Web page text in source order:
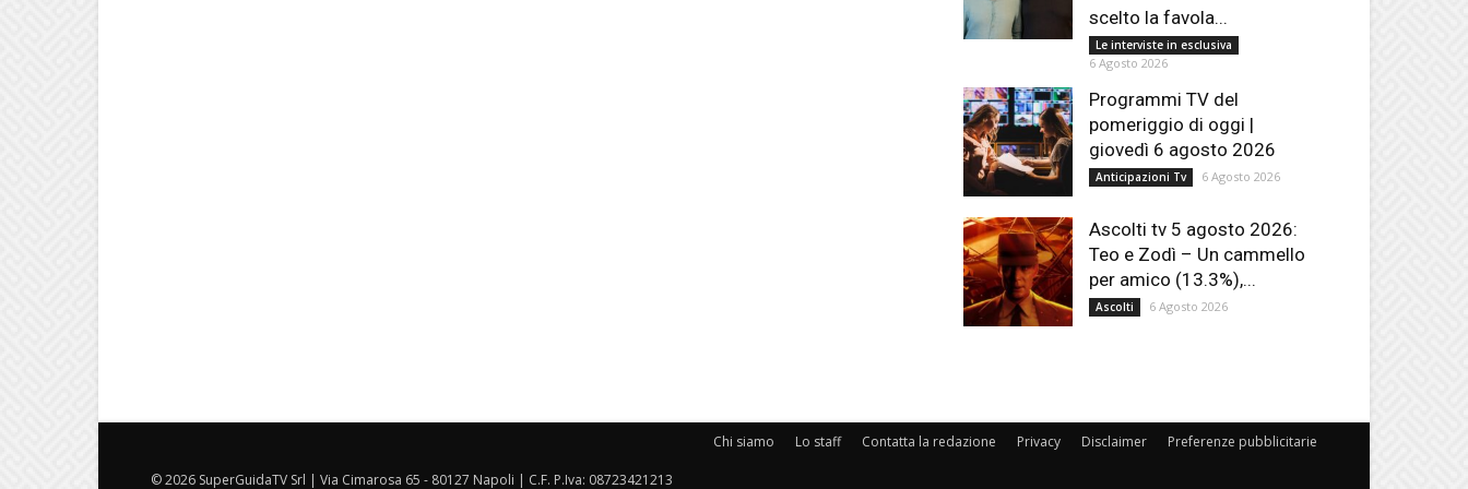
scelto la favola...
Le interviste in esclusiva
6 Agosto 2026
Programmi TV del
pomeriggio di oggi |
giovedì 6 agosto 2026
Anticipazioni Tv 6 Agosto 2026
Ascolti tv 5 agosto 2026:
Teo e Zodì – Un cammello
per amico (13.3%),...
Ascolti 6 Agosto 2026
Chi siamo Lo staff Contatta la redazione Privacy Disclaimer Preferenze pubblicitarie
© 2026 SuperGuidaTV Srl | Via Cimarosa 65 - 80127 Napoli | C.F. P.Iva: 08723421213